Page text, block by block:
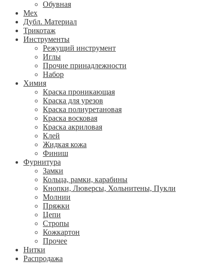
Обувная
Мех
Дубл. Материал
Трикотаж
Инструменты
Режущий инструмент
Иглы
Прочие принадлежности
Набор
Химия
Краска проникающая
Краска для урезов
Краска полиуретановая
Краска восковая
Краска акриловая
Клей
Жидкая кожа
Финиш
Фурнитура
Замки
Кольца, рамки, карабины
Кнопки, Люверсы, Хольнитены, Пукли
Молнии
Пряжки
Цепи
Стропы
Кожкартон
Прочее
Нитки
Распродажа